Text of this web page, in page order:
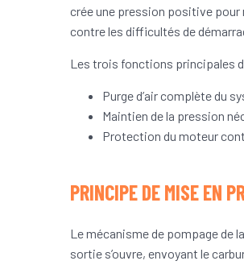
crée une pression positive
contre les difficultés de
Les trois fonctions principales
Purge d’air complète du
Maintien de la pression
Protection du moteur
PRINCIPE DE MISE EN
Le mécanisme de pompage de
sortie s’ouvre, envoyant le